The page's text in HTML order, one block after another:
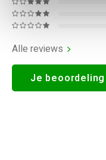
Alle reviews
Je